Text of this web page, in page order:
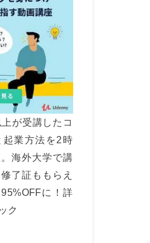
が受講したコ
起業方法を2時
海外大学で講
了証ももらえ
に！詳
ク